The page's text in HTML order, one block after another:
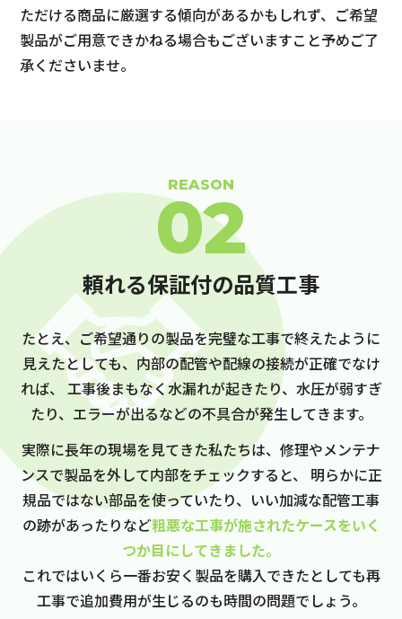
ただける商品に厳選する傾向があるかもしれず、ご希望
製品がご用意できかねる場合もございますこと予めご了
承くださいませ。
REASON
02
頼れる保証付の品質工事
たとえ、ご希望通りの製品を完璧な工事で終えたように
見えたとしても、内部の配管や配線の接続が正確でなけ
れば、 工事後まもなく水漏れが起きたり、水圧が弱すぎ
たり、エラーが出るなどの不具合が発生してきます。
実際に長年の現場を見てきた私たちは、修理やメンテナ
ンスで製品を外して内部をチェックすると、
明らかに正
規品ではない部品を使っていたり、いい加減な配管工事
の跡があったりなど粗悪な工事が施されたケースをいく
つか目にしてきました。
これではいくら一番お安く製品を購入できたとしても再
工事で追加費用が生じるのも時間の問題でしょう。